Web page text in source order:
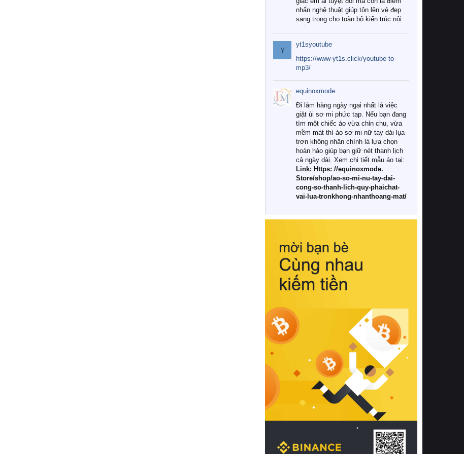
nhấn nghệ thuật giúp tôn lên vẻ đẹp
sang trọng cho toàn bộ kiến trúc nội
Tuy nhiên, giữa thị trường đa dạng
với vô vàn thương hiệu và mẫu mã
như hiện nay, làm thế nào để chọn
được những bộ chăn ga gối đệm cao
cấp thực sự chất lượng, phù hợp với
khí hậu và nhu cầu sử dụng của gia
đình? Hãy cùng chúng tôi đi tìm lời
giải đáp chi tiết qua bài viết dưới đây.
1. Tại sao các gia đình hiện đại lại ưa
chuộng chăn ga gối đệm cao cấp?
Khác với các dòng sản phẩm thông
thường, những bộ chăn ga gối đệm
cao cấp trải qua quy trình sản xuất
nghiêm ngặt từ khâu chọn lọc nguyên
liệu tự nhiên đến công nghệ dệt
nhuộm hiện đại không chứa hóa chất
này, bạn sẽ cảm nhận rõ rệt sự khác
hồi chuẩn xác của phần đệm nâng đỡ
cột sống.
Bên cạnh đó, việc lựa chọn các dòng
sản phẩm đạt chuẩn chất lượng quốc
tế còn giúp ngăn ngừa tình trạng kích
khuẩn và nấm mốc trong điều kiện
thời tiết nóng ẩm. Bạn có thể tìm hiểu
thêm các nghiên cứu khoa học về tác
động của giấc ngủ và môi trường
phòng ngủ đối với sức khỏe con
người tại Sleep Foundation (External
Link) để có cái nhìn toàn diện hơn.
2. Các tiêu chí vàng khi lựa chọn
chăn ga gối đệm cao cấp cho phòng
ngủ
Để sở hữu một bộ chăn ga gối đệm
cao cấp hoàn hảo cả về thẩm mỹ lẫn
công năng, người tiêu dùng cần cân
nhắc kỹ lưỡng các tiêu chí quan trọng
Y
yt1syoutube
https://www-yt1s.click/youtube-to-
mp3/
equinoxmode
Đi làm hàng ngày ngại nhất là việc
giặt ủi sơ mi phức tạp. Nếu bạn đang
tìm một chiếc áo vừa chỉn chu, vừa
mềm mát thì áo sơ mi nữ tay dài lụa
trơn không nhăn chính là lựa chọn
hoàn hảo giúp bạn giữ nét thanh lịch
cả ngày dài. Xem chi tiết mẫu áo tại:
Link: Https: //equinoxmode.
Store/shop/ao-so-mi-nu-tay-dai-
cong-so-thanh-lich-quy-phaichat-
vai-lua-tronkhong-nhanthoang-mat/